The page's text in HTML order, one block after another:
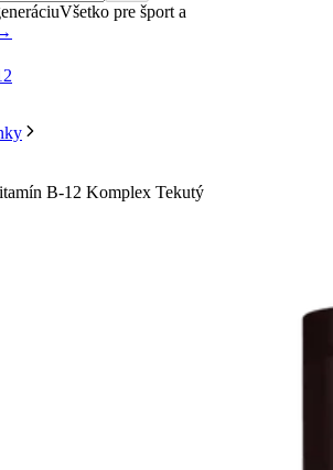
Všetko pre šport a
B-12 Komplex Tekutý